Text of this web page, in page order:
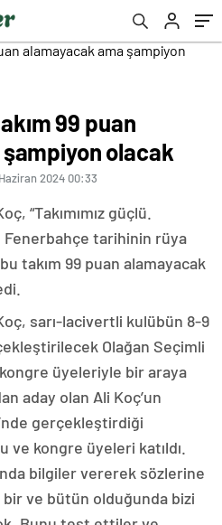
99 puan
olacak
2024 00:33
“Takımımız güçlü.
Fenerbahçe tarihinin rüya
takım 99 puan alamayacak
sarı-lacivertli kulübün 8-9
Olağan Seçimli
üyeleriyle bir araya
aday olan Ali Koç’un
gerçekleştirdiği
kongre üyeleri katıldı.
bilgiler vererek sözlerine
bir ve bütün olduğunda bizi